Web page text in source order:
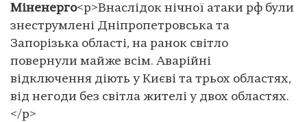
Міненерго<p>Внаслідок нічної атаки рф були
знеструмлені Дніпропетровська та
Запорізька області, на ранок світло
повернули майже всім. Аварійні
відключення діють у Києві та трьох областях,
від негоди без світла жителі у двох областях.
</p>